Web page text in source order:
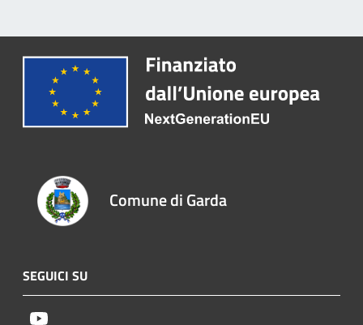
Comune di Garda
SEGUICI SU